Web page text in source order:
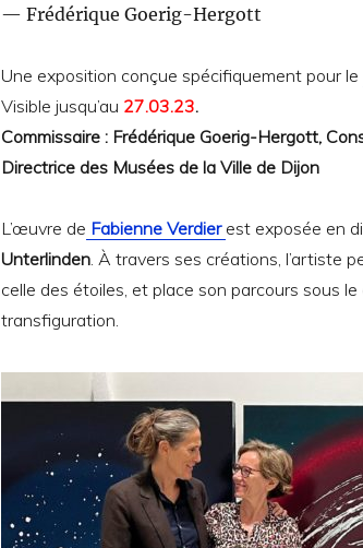
Frédérique Goerig-Hergott
Une exposition conçue spécifiquement pour le
Visible jusqu’au 27.03.23.
Commissaire : Frédérique Goerig-Hergott,
Directrice des Musées de la Ville de Dijon
L’œuvre de Fabienne Verdier est exposée en
Unterlinden. À travers ses créations, l’artiste
celle des étoiles, et place son parcours sous
transfiguration.